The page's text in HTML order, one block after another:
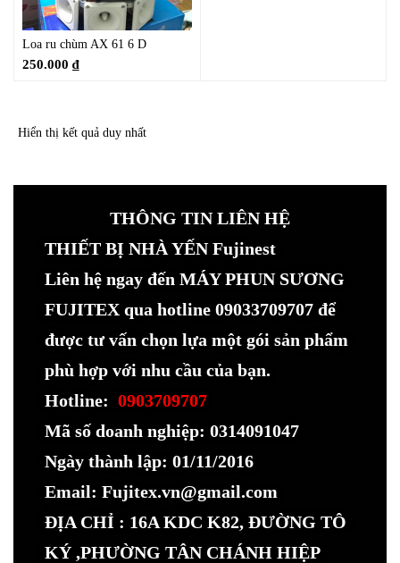
Loa ru chùm AX 61 6 D
250.000 ₫
Hiển thị kết quả duy nhất
THÔNG TIN LIÊN HỆ
THIẾT BỊ NHÀ YẾN Fujinest
Liên hệ ngay đến MÁY PHUN SƯƠNG
FUJITEX qua hotline 09033709707 để
được tư vấn chọn lựa một gói sản phẩm
phù hợp với nhu cầu của bạn.
Hotline: 0903709707
Mã số doanh nghiệp: 0314091047
Ngày thành lập: 01/11/2016
Email: Fujitex.vn@gmail.com
ĐỊA CHỈ : 16A KDC K82, ĐƯỜNG TÔ
KÝ ,PHƯỜNG TÂN CHÁNH HIỆP